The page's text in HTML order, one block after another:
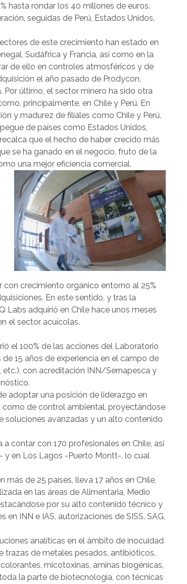
hasta rondar los 40 millones de euros.
seguidas de Perú, Estados Unidos,
de este crecimiento han estado en
Sudáfrica y Francia, así como en la
de ello en controles atmosféricos y de
el año pasado de Prodycon,
último, el sector minero ha sido otra
principalmente, en Chile y Perú. En
y madurez de filiales como Chile y Perú,
de países como Estados Unidos,
que el hecho de haber crecido más
se ha ganado en el negocio, fruto de la
una mejor eficiencia comercial.
crecimiento orgánico entorno al 25%
En este sentido, y tras la
Labs adquirió en Chile hace unos meses
el sector acuícolas.
el 100% de las acciones del Laboratorio
15 años de experiencia en el campo de
con acreditación INN/Sernapesca y
adoptar una posición de liderazgo en
como de control ambiental, proyectándose
avanzadas y un alto contenido
contar con 170 profesionales en Chile, así
en Los Lagos -Puerto Montt-, lo cual
de 25 países, lleva 17 años en Chile,
en las áreas de Alimentaria, Medio
por su alto contenido técnico y
INN e IAS, autorizaciones de SISS, SAG,
analíticas en el ámbito de inocuidad
trazas de metales pesados, antibióticos,
micotoxinas, aminas biogénicas,
la parte de biotecnología, con técnicas